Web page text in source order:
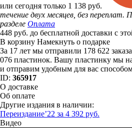
или сегодня только 1 138 руб.
течение двух месяцев, без переплат.
разделе Оплата
448 руб. до бесплатной доставки с
В корзину Намекнуть о подарке
За 17 лет мы отправили 178 622
076 пластинок. Вашу пластинку мы
и отправим удобным для вас
ID: 365917
О доставке
Об оплате
Другие издания в наличии:
Переиздание’22 за 4 392 руб.
Видео